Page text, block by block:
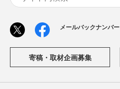
メールバックナンバー
寄稿・取材企画募集